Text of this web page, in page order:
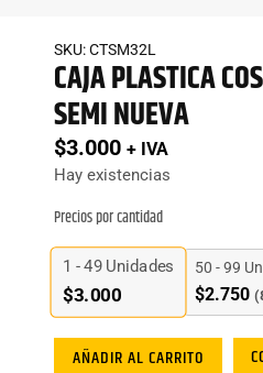
SKU: CTSM32L
CAJA PLASTICA
SEMI NUEVA
$3.000 + IVA
Hay existencias
Precios por cantidad
1 - 49 Unidades
$3.000
50 - 99
$2.750
AÑADIR AL CARRITO